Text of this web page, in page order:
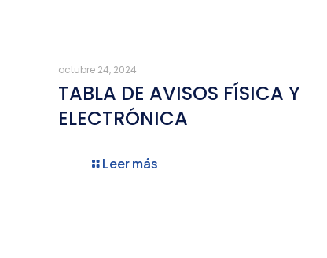
octubre 24, 2024
TABLA DE AVISOS FÍSICA Y
ELECTRÓNICA
Leer más